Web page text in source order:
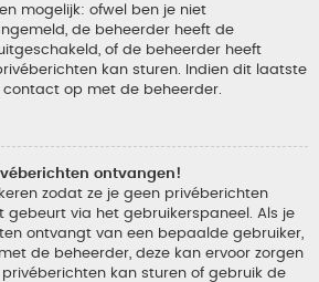
mogelijk: ofwel ben je niet
de beheerder heeft de
of de beheerder heeft
kan sturen. Indien dit laatste
op met de beheerder.
ontvangen!
zodat ze je geen privéberichten
gebeurt via het gebruikerspaneel. Als je
ontvangt van een bepaalde gebruiker,
de beheerder, deze kan ervoor zorgen
kan sturen of gebruik de